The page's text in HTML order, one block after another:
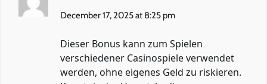
December 17, 2025 at 8:25 pm
Dieser Bonus kann zum Spielen
verschiedener Casinospiele verwendet
werden, ohne eigenes Geld zu riskieren.